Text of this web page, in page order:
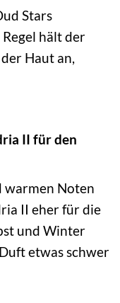
Stars
hält der
Haut an,
II für den
warmen Noten
II eher für die
und Winter
etwas schwer